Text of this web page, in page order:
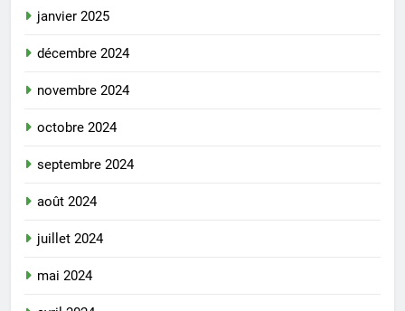
janvier 2025
décembre 2024
novembre 2024
octobre 2024
septembre 2024
août 2024
juillet 2024
mai 2024